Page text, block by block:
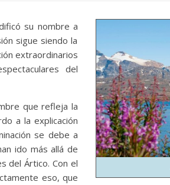
su nombre a
sigue siendo la
extraordinarios
del
que refleja la
a la explicación
se debe a
ido más allá de
del Ártico. Con el
eso, que